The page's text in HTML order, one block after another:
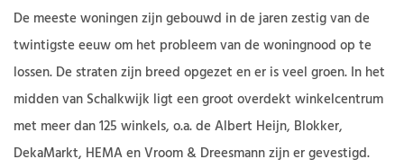
De meeste woningen zijn gebouwd in de jaren zestig van de
twintigste eeuw om het probleem van de woningnood op te
lossen. De straten zijn breed opgezet en er is veel groen. In het
midden van Schalkwijk ligt een groot overdekt winkelcentrum
met meer dan 125 winkels, o.a. de Albert Heijn, Blokker,
DekaMarkt, HEMA en Vroom & Dreesmann zijn er gevestigd.